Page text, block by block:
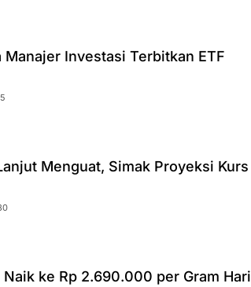
Manajer Investasi Terbitkan ETF
Menguat, Simak Proyeksi Kurs
Naik ke Rp 2.690.000 per Gram Hari